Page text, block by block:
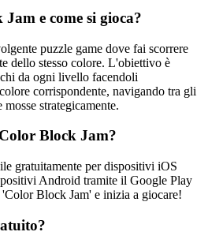
e come si gioca?
puzzle game dove fai scorrere
dello stesso colore. L'obiettivo è
da ogni livello facendoli
corrispondente, navigando tra gli
strategicamente.
Block Jam?
gratuitamente per dispositivi iOS
Android tramite il Google Play
'Color Block Jam' e inizia a giocare!